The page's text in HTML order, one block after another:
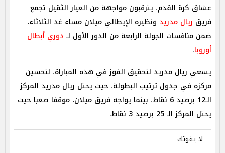
عشاق كرة القدم، يترقبون مواجهة من العيار الثقيل تجمع
فريق ريال مدريد ونظيره الإيطالي ميلان مساء غد الثلاثاء،
ضمن منافسات الجولة الرابعة من الدور الأول لـ دوري أبطال
أوروبا.
يسعي ريال مدريد لتحقيق الفوز في هذه المباراة، لتحسين
مركزه في جدول ترتيب البطولة، حيث يحتل ريال مدريد المركز
الـ12 برصيد 6 نقاط، بينما يواجه فريق ميلان، موقفا صعبا حيث
يحتل المركز الـ 25 برصيد 3 نقاط.
لا يفوتك